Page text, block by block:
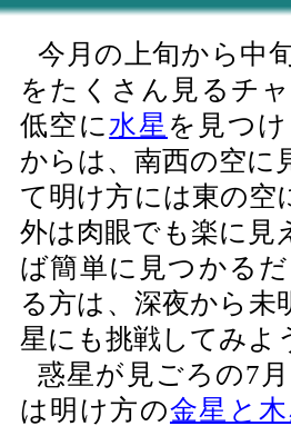
今月の上旬から中
をたくさん見るチ
低空に 水星 を見つ
からは、南西の空に
て明け方には東の空
外は肉眼でも楽に見
ば簡単に見つかる
る方は、深夜から未
星にも挑戦してみよ
惑星が見ごろの7
は明け方の金星と